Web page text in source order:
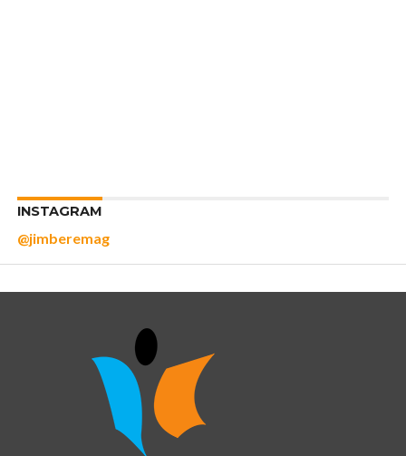
INSTAGRAM
@jimberemag